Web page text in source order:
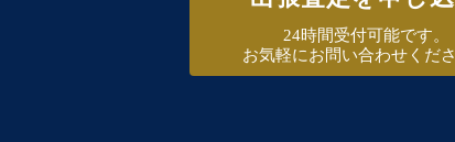
24時間受付可能です。
お気軽にお問い合わせくださ